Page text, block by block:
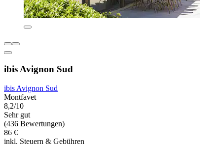
ibis Avignon Sud
ibis Avignon Sud
Montfavet
8,2/10
Sehr gut
(436 Bewertungen)
86 €
inkl. Steuern & Gebühren